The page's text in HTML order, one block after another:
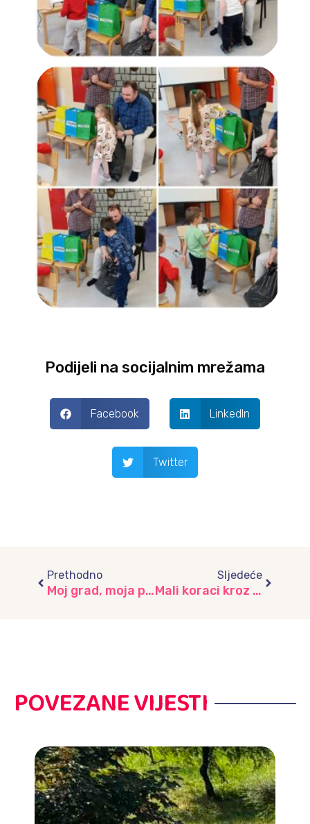
Podijeli na socijalnim mrežama
Facebook LinkedIn
Twitter
Prethodno
Moj grad, moja priča – radionica povodom Dana grada Sarajeva u vrtiću “Radost”
Sljedeće
Mali koraci kroz svijet saobraćaja u vrtiću “Bajka”
POVEZANE VIJESTI